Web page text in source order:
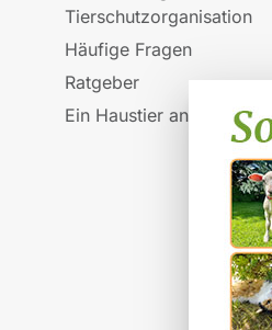
Tierschutzorganisation
Häufige Fragen
Ratgeber
Ein Haustier anschaffen